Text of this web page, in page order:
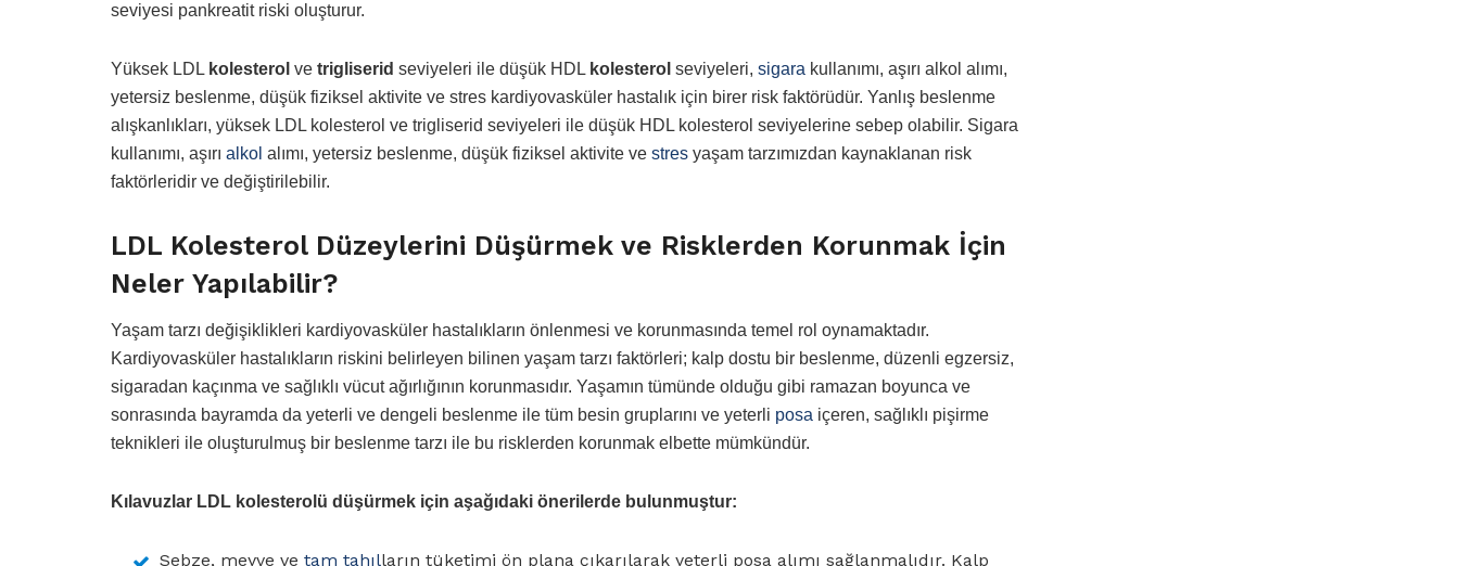
seviyesi pankreatit riski oluşturur.
Yüksek LDL kolesterol ve trigliserid seviyeleri ile düşük HDL kolesterol seviyeleri, sigara kullanımı, aşırı alkol alımı,
yetersiz beslenme, düşük fiziksel aktivite ve stres kardiyovasküler hastalık için birer risk faktörüdür. Yanlış beslenme
alışkanlıkları, yüksek LDL kolesterol ve trigliserid seviyeleri ile düşük HDL kolesterol seviyelerine sebep olabilir. Sigara
kullanımı, aşırı alkol alımı, yetersiz beslenme, düşük fiziksel aktivite ve stres yaşam tarzımızdan kaynaklanan risk
faktörleridir ve değiştirilebilir.
LDL Kolesterol Düzeylerini Düşürmek ve Risklerden Korunmak İçin
Neler Yapılabilir?
Yaşam tarzı değişiklikleri kardiyovasküler hastalıkların önlenmesi ve korunmasında temel rol oynamaktadır.
Kardiyovasküler hastalıkların riskini belirleyen bilinen yaşam tarzı faktörleri; kalp dostu bir beslenme, düzenli egzersiz,
sigaradan kaçınma ve sağlıklı vücut ağırlığının korunmasıdır. Yaşamın tümünde olduğu gibi ramazan boyunca ve
sonrasında bayramda da yeterli ve dengeli beslenme ile tüm besin gruplarını ve yeterli posa içeren, sağlıklı pişirme
teknikleri ile oluşturulmuş bir beslenme tarzı ile bu risklerden korunmak elbette mümkündür.
Kılavuzlar LDL kolesterolü düşürmek için aşağıdaki önerilerde bulunmuştur:
Sebze, meyve ve tam tahılların tüketimi ön plana çıkarılarak yeterli posa alımı sağlanmalıdır. Kalp